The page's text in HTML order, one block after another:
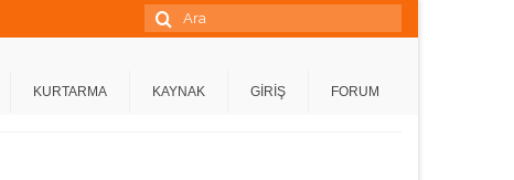
Şunu
ara:
KURTARMA KAYNAK GİRİŞ FORUM